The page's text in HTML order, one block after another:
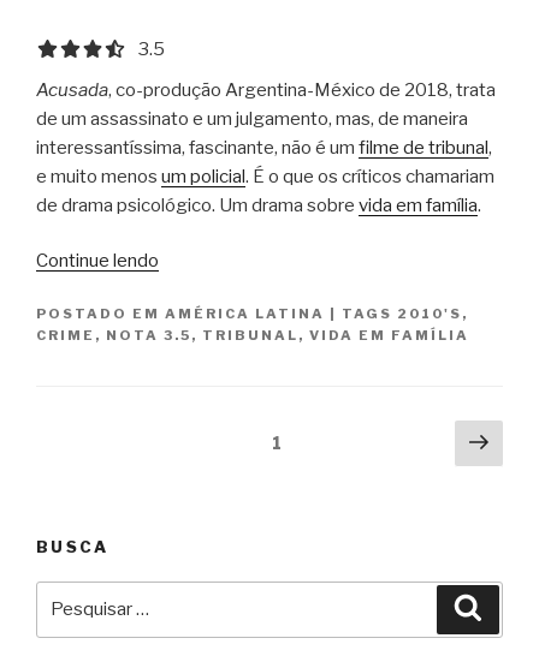
3.5 out of 5.0 stars
3.5
Acusada, co-produção Argentina-México de 2018, trata
de um assassinato e um julgamento, mas, de maneira
interessantíssima, fascinante, não é um filme de tribunal,
e muito menos um policial. É o que os críticos chamariam
de drama psicológico. Um drama sobre vida em família.
Continue lendo
Acusada”
POSTADO EM AMÉRICA LATINA | TAGS 2010'S ,
CRIME , NOTA 3.5 , TRIBUNAL , VIDA EM FAMÍLIA
1
BUSCA